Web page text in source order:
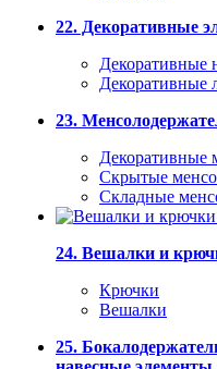
22. Декоративные
Декоративные
Декоративные
23.
Декоративные
Скрытые
Складные
24. Вешалки и
Крючки
Вешалки
25.